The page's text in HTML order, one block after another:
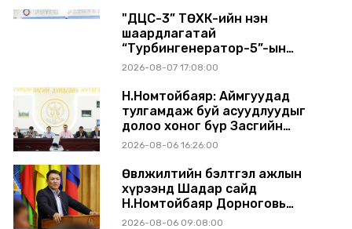
"ДЦС-3” ТӨХК-ийн нэн
шаардлагатай
“Турбингенератор-5”-ын
шинэчлэлийн төсвийг
2026-08-07 17:08:00
Н.Номтойбаяр: Аймгуудад
тулгамдаж буй асуудлуудыг
долоо хоног бүр Засгийн
газрын хуралдаанд
2026-08-06 16:26:00
Өвөлжилтийн бэлтгэл ажлын
хүрээнд Шадар сайд
Н.Номтойбаяр Дорноговь
аймагт ажиллав
2026-08-06 09:08:00